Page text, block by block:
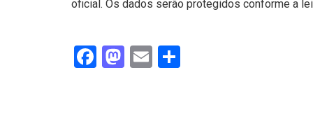
oficial. Os dados serão protegidos conforme a
Facebook
Mastodon
Email